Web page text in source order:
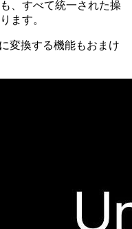
、すべて統一された操
ます。
変換する機能もおまけ